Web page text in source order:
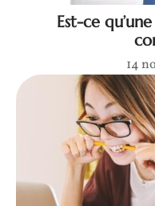
Est-ce
14